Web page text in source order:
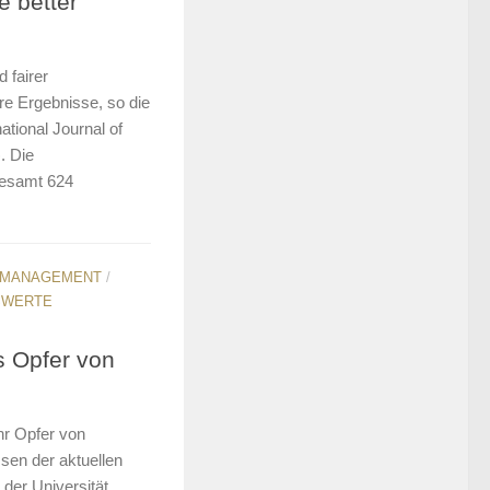
fairer
Ergebnisse, so die
Journal of
Die
624
/
Opfer von
Opfer von
der aktuellen
Universität